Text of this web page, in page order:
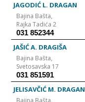
JAGODIĆ L. DRAGAN
Bajina Bašta,
Rajka Tadića 2
031 852344
JAŠIĆ A. DRAGIŠA
Bajina Bašta,
Svetosavska 17
031 851591
JELISAVČIĆ M. DRAGAN
Bajina Bašta,